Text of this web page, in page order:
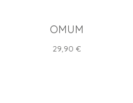
OMUM
Prix
29,90 €